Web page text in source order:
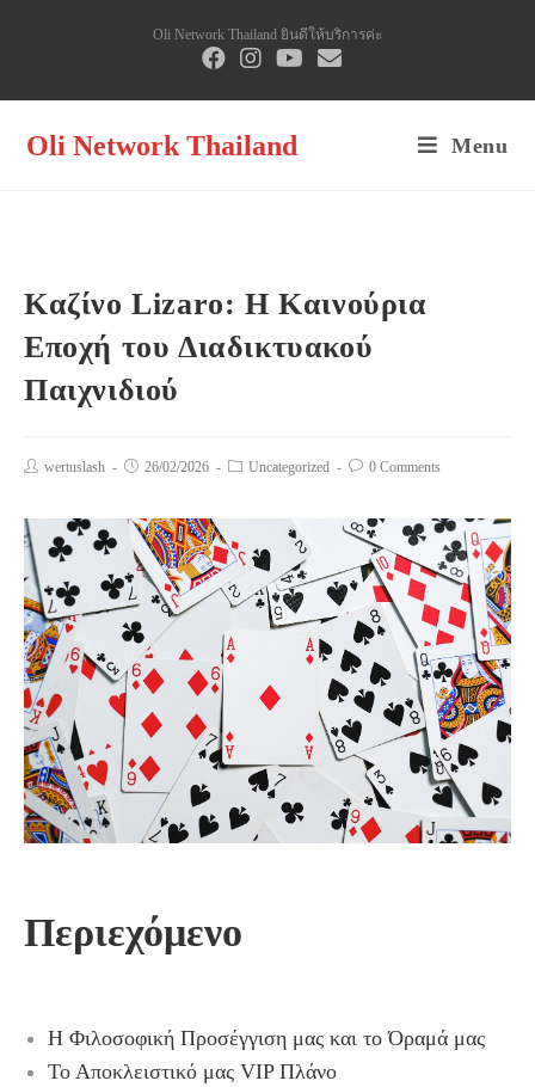
Oli Network Thailand ยินดีให้บริการค่ะ
Oli Network Thailand Menu
Καζίνο Lizaro: Η Καινούρια
Εποχή του Διαδικτυακού
Παιχνιδιού
Postwertuslash
Post26/02/2026
PostUncategorized
Post0 Comments
Περιεχόμενο
Η Φιλοσοφική Προσέγγιση μας και το Όραμά μας
Το Αποκλειστικό μας VIP Πλάνο